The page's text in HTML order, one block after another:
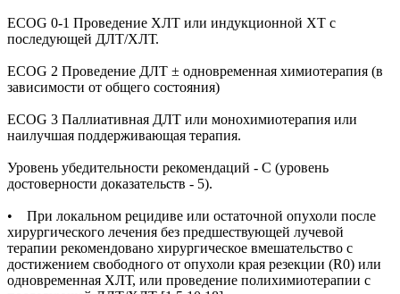
ECOG 0-1 Проведение ХЛТ или индукционной XT с
последующей ДЛТ/ХЛТ.
ECOG 2 Проведение ДЛТ ± одновременная химиотерапия (в
зависимости от общего состояния)
ECOG 3 Паллиативная ДЛТ или монохимиотерапия или
наилучшая поддерживающая терапия.
Уровень убедительности рекомендаций - С (уровень
достоверности доказательств - 5).
• При локальном рецидиве или остаточной опухоли после
хирургического лечения без предшествующей лучевой
терапии рекомендовано хирургическое вмешательство с
достижением свободного от опухоли края резекции (R0) или
одновременная ХЛТ, или проведение полихимиотерапии с